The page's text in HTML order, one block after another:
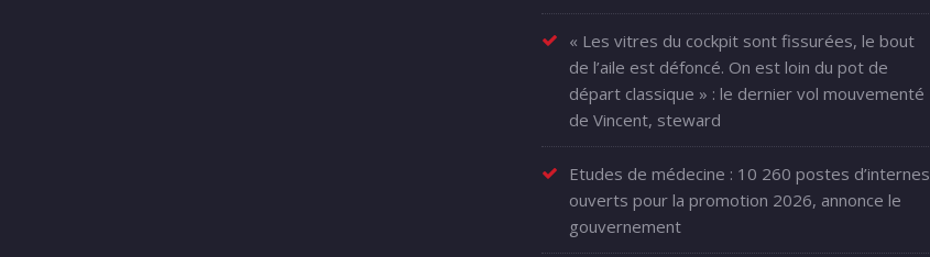
« Les vitres du cockpit sont fissurées, le bout
de l’aile est défoncé. On est loin du pot de
départ classique » : le dernier vol mouvementé
de Vincent, steward
Etudes de médecine : 10 260 postes d’internes
ouverts pour la promotion 2026, annonce le
gouvernement